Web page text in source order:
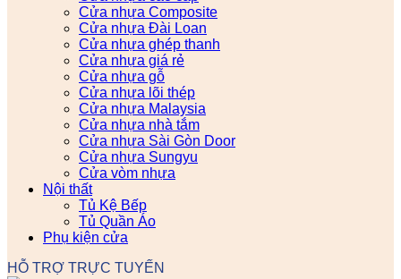
Cửa nhựa Composite
Cửa nhựa Đài Loan
Cửa nhựa ghép thanh
Cửa nhựa giá rẻ
Cửa nhựa gỗ
Cửa nhựa lõi thép
Cửa nhựa Malaysia
Cửa nhựa nhà tắm
Cửa nhựa Sài Gòn Door
Cửa nhựa Sungyu
Cửa vòm nhựa
Nội thất
Tủ Kệ Bếp
Tủ Quần Áo
Phụ kiện cửa
HỖ TRỢ TRỰC TUYẾN